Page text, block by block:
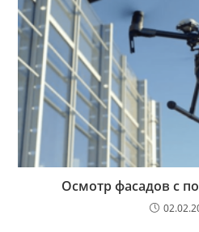
Осмотр фасадов с